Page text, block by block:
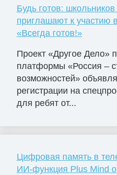
Будь готов:
приглашают к участию
«Всегда готов!»
Проект «Другое Дело»
платформы «Россия –
возможностей»
регистрации на
для ребят от...
Цифровая память в
ИИ-функция Plus Mind